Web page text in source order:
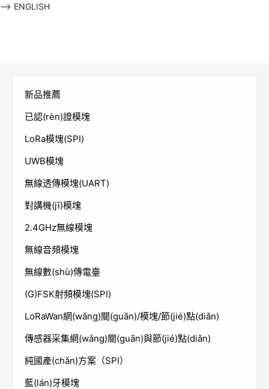
--> ENGLISH
新品推薦
已認(rèn)證模塊
LoRa模塊(SPI)
UWB模塊
無線透傳模塊(UART)
對講機(jī)模塊
2.4GHz無線模塊
無線音頻模塊
無線數(shù)傳電臺
(G)FSK射頻模塊(SPI)
LoRaWan網(wǎng)關(guān)/模塊/節(jié)點(diǎn)
傳感器采集網(wǎng)關(guān)與節(jié)點(diǎn)
純國產(chǎn)方案（SPI）
藍(lán)牙模塊